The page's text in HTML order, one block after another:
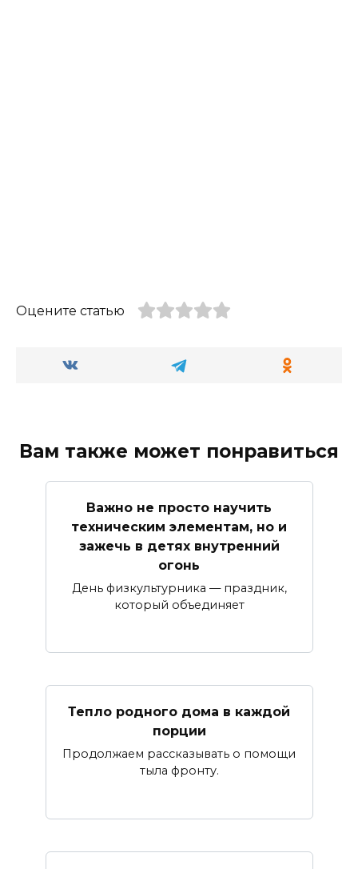
Оцените статью
Вам также может понравиться
Важно не просто научить
техническим элементам, но и
зажечь в детях внутренний
огонь
День физкультурника — праздник,
который объединяет
Тепло родного дома в каждой
порции
Продолжаем рассказывать о помощи
тыла фронту.